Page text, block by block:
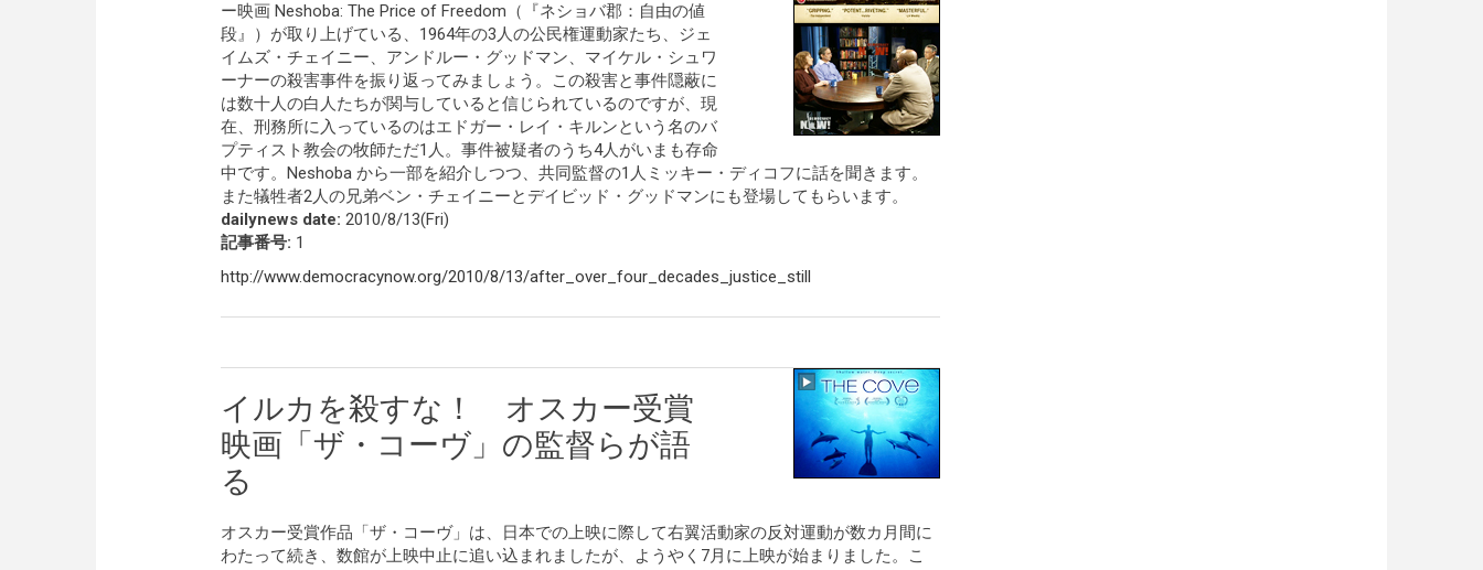
ー映画 Neshoba: The Price of Freedom（『ネショバ郡：自由の値
段』）が取り上げている、1964年の3人の公民権運動家たち、ジェ
イムズ・チェイニー、アンドルー・グッドマン、マイケル・シュワ
ーナーの殺害事件を振り返ってみましょう。この殺害と事件隠蔽に
は数十人の白人たちが関与していると信じられているのですが、現
在、刑務所に入っているのはエドガー・レイ・キルンという名のバ
プティスト教会の牧師ただ1人。事件被疑者のうち4人がいまも存命
中です。Neshoba から一部を紹介しつつ、共同監督の1人ミッキー・ディコフに話を聞きます。
また犠牲者2人の兄弟ベン・チェイニーとデイビッド・グッドマンにも登場してもらいます。
dailynews date: 2010/8/13(Fri)
記事番号: 1
http://www.democracynow.org/2010/8/13/after_over_four_decades_justice_still
イルカを殺すな！ オスカー受賞
映画「ザ・コーヴ」の監督らが語
る
オスカー受賞作品「ザ・コーヴ」は、日本での上映に際して右翼活動家の反対運動が数カ月間に
わたって続き、数館が上映中止に追い込まれましたが、ようやく7月に上映が始まりました。こ